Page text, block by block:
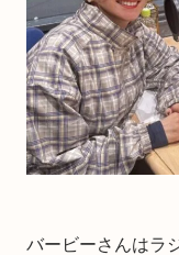
バービーさんはラ